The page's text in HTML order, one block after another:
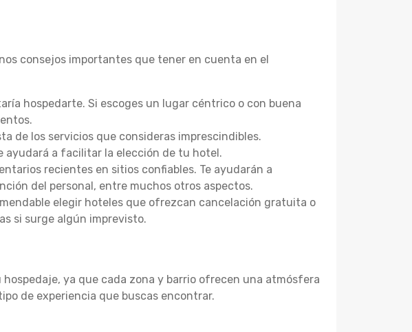
consejos importantes que tener en cuenta en el
hospedarte. Si escoges un lugar céntrico o con buena
de los servicios que consideras imprescindibles.
ayudará a facilitar la elección de tu hotel.
recientes en sitios confiables. Te ayudarán a
del personal, entre muchos otros aspectos.
elegir hoteles que ofrezcan cancelación gratuita o
si surge algún imprevisto.
ya que cada zona y barrio ofrecen una atmósfera
de experiencia que buscas encontrar.